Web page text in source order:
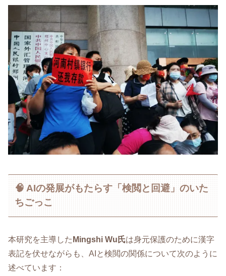
🧠 AIの発展がもたらす「検閲と回避」のいた
ちごっこ
本研究を主導した Mingshi Wu氏は身元保護のために漢字
表記を伏せながらも、AIと検閲の関係について次のように
述べています：